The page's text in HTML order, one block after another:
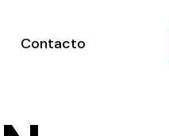
Contacto